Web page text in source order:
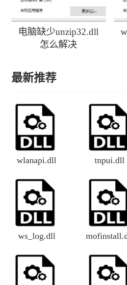
电脑缺少unzip32.dll
怎么解决
最新推荐
wlanapi.dll tnpui.dll
ws_log.dll